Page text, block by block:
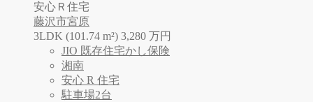
安心Ｒ住宅
藤沢市宮原
3LDK (101.74 m²) 3,280 万円
JIO 既存住宅かし保険
湘南
安心 R 住宅
駐車場2台